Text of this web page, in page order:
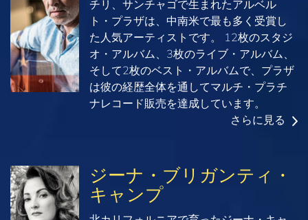
チリ、サンチャゴで生まれたアルベル
ト・プラザは、中南米で最も多く受賞し
た人気アーティストです。 12枚のスタジ
オ・アルバム、3枚のライブ・アルバム、
そして2枚のベスト・アルバムで、プラザ
は彼の経歴全体を通してマルチ・プラチ
ナレコード販売を達成しています。
さらに見る
ジーナ・ブリガンティ・
キャンプ